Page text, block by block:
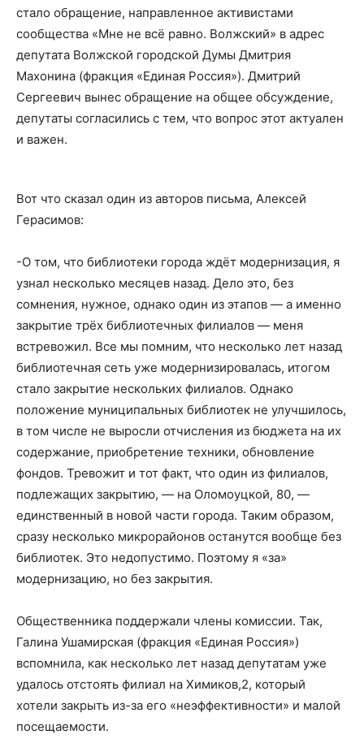
стало обращение, направленное активистами
сообщества «Мне не всё равно. Волжский» в адрес
депутата Волжской городской Думы Дмитрия
Махонина (фракция «Единая Россия»). Дмитрий
Сергеевич вынес обращение на общее обсуждение,
депутаты согласились с тем, что вопрос этот актуален
и важен.
Вот что сказал один из авторов письма, Алексей
Герасимов:
-О том, что библиотеки города ждёт модернизация, я
узнал несколько месяцев назад. Дело это, без
сомнения, нужное, однако один из этапов — а именно
закрытие трёх библиотечных филиалов — меня
встревожил. Все мы помним, что несколько лет назад
библиотечная сеть уже модернизировалась, итогом
стало закрытие нескольких филиалов. Однако
положение муниципальных библиотек не улучшилось,
в том числе не выросли отчисления из бюджета на их
содержание, приобретение техники, обновление
фондов. Тревожит и тот факт, что один из филиалов,
подлежащих закрытию, — на Оломоуцкой, 80, —
единственный в новой части города. Таким образом,
сразу несколько микрорайонов останутся вообще без
библиотек. Это недопустимо. Поэтому я «за»
модернизацию, но без закрытия.
Общественника поддержали члены комиссии. Так,
Галина Ушамирская (фракция «Единая Россия»)
вспомнила, как несколько лет назад депутатам уже
удалось отстоять филиал на Химиков,2, который
хотели закрыть из-за его «неэффективности» и малой
посещаемости.